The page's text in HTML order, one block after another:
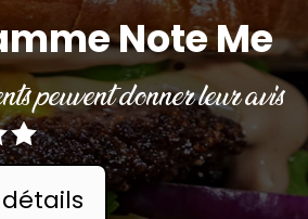
Note Me
peuvent donner leur avis